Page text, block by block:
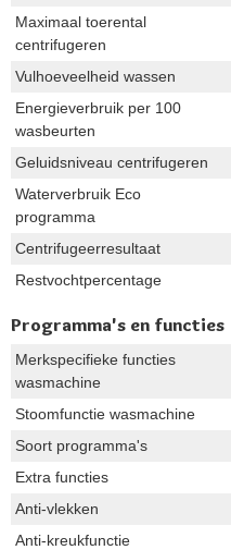
Maximaal toerental
centrifugeren
Vulhoeveelheid wassen
Energieverbruik per 100
wasbeurten
Geluidsniveau centrifugeren
Waterverbruik Eco
programma
Centrifugeerresultaat
Restvochtpercentage
Programma's en functies
Merkspecifieke functies
wasmachine
Stoomfunctie wasmachine
Soort programma's
Extra functies
Anti-vlekken
Anti-kreukfunctie